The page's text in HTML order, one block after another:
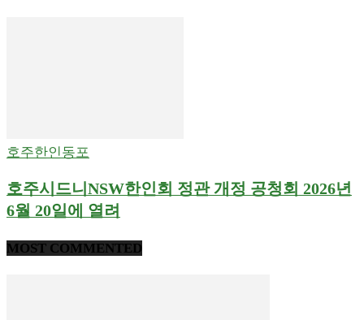
호주한인동포
호주시드니NSW한인회 정관 개정 공청회 2026년
6월 20일에 열려
MOST COMMENTED